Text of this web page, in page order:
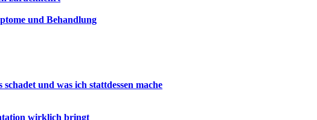
und Behandlung
und was ich stattdessen mache
wirklich bringt